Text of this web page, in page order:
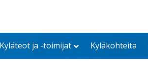
Kyläteot ja -toimijat Kyläkohteita